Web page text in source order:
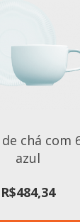
chá com
azul
R$484,34